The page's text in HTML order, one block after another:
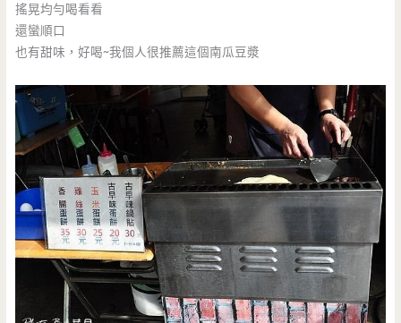
搖晃均勻喝看看
還蠻順口
也有甜味，好喝~我個人很推薦這個南瓜豆漿